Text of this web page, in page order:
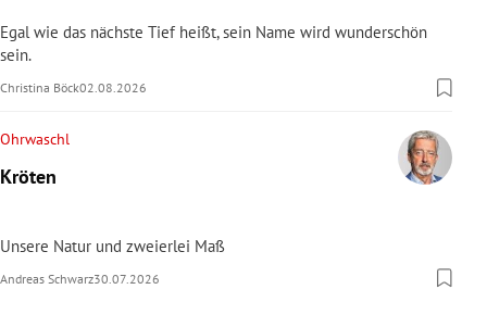
Egal wie das nächste Tief heißt, sein Name wird wunderschön
sein.
Christina Böck02.08.2026
Ohrwaschl
Kröten
Unsere Natur und zweierlei Maß
Andreas Schwarz30.07.2026